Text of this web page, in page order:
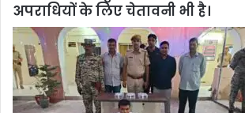
अपराधियों के लिए चेतावनी भी है।